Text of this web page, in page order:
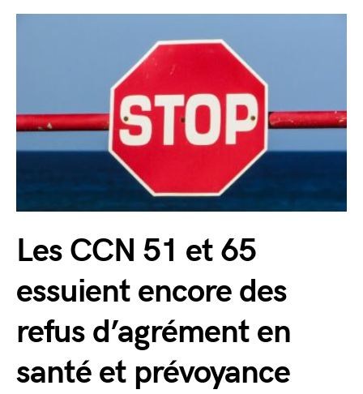
Les CCN 51 et 65
essuient encore des
refus d’agrément en
santé et prévoyance